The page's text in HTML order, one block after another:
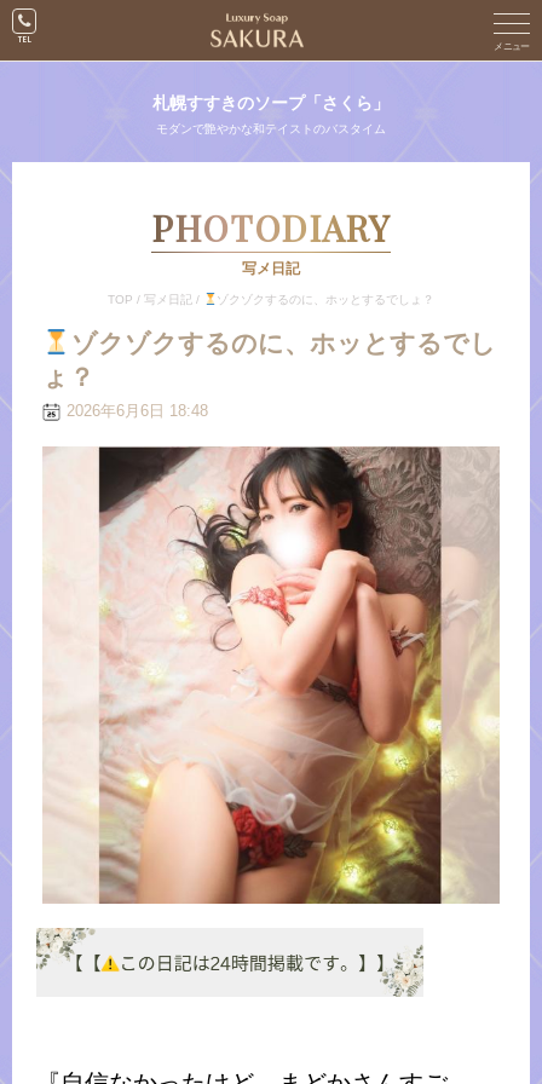
札幌すすきのソープ「さくら」
モダンで艶やかな和テイストのバスタイム
PHOTODIARY
写メ日記
TOP / 写メ日記 / ゾクゾクするのに、ホッとするでしょ？
ゾクゾクするのに、ホッとするでし
ょ？
2026年6月6日 18:48